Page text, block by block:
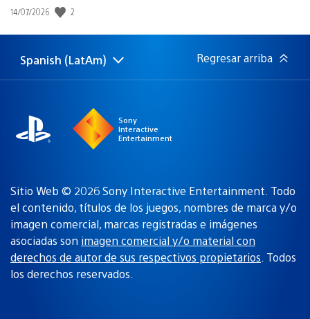
Fecha
publicación:
14/07/2026 2
Elige
una
Región
actual:
Spanish (LatAm) Regresar arriba
Sony
Interactive
Entertainment
Sitio Web © 2026 Sony Interactive Entertainment. Todo
el contenido, títulos de los juegos, nombres de marca y/o
imagen comercial, marcas registradas e imágenes
asociadas son imagen comercial y/o material con
derechos de autor de sus respectivos propietarios. Todos
los derechos reservados.